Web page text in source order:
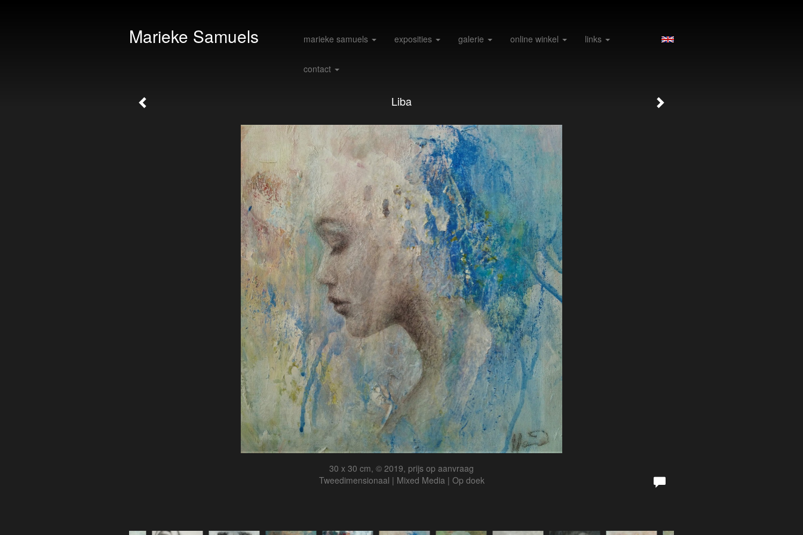
Marieke Samuels marieke samuels exposities galerie online winkel links
contact
Liba
30 x 30 cm, © 2019, prijs op aanvraag
Tweedimensionaal | Mixed Media | Op doek